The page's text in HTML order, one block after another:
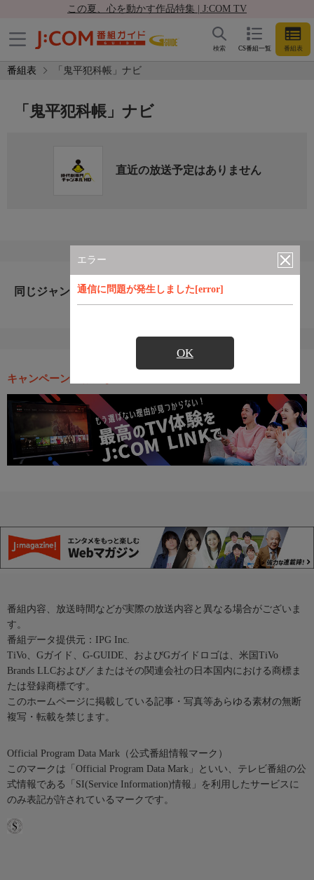
この夏、心を動かす作品特集 | J:COM TV
CS番組一覧 番組表
検索
番組表 「鬼平犯科帳」ナビ
エラー
通信に問題が発生しました[error]
OK
「鬼平犯科帳」ナビ
直近の放送予定はありません
同じジャンルのおすすめ番組
キャンペーン・お得な情報
番組内容、放送時間などが実際の放送内容と異なる場合がございま
す。
番組データ提供元：IPG Inc.
TiVo、Gガイド、G-GUIDE、およびGガイドロゴは、米国TiVo
Brands LLCおよび／またはその関連会社の日本国内における商標ま
たは登録商標です。
このホームページに掲載している記事・写真等あらゆる素材の無断
複写・転載を禁じます。
Official Program Data Mark（公式番組情報マーク）
このマークは「Official Program Data Mark」といい、テレビ番組の公
式情報である「SI(Service Information)情報」を利用したサービスに
のみ表記が許されているマークです。